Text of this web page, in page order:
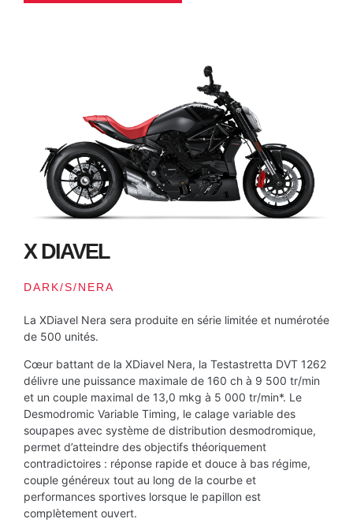
X DIAVEL
DARK/S/NERA
La XDiavel Nera sera produite en série limitée et numérotée
de 500 unités.
Cœur battant de la XDiavel Nera, la Testastretta DVT 1262
délivre une puissance maximale de 160 ch à 9 500 tr/min
et un couple maximal de 13,0 mkg à 5 000 tr/min*. Le
Desmodromic Variable Timing, le calage variable des
soupapes avec système de distribution desmodromique,
permet d’atteindre des objectifs théoriquement
contradictoires : réponse rapide et douce à bas régime,
couple généreux tout au long de la courbe et
performances sportives lorsque le papillon est
complètement ouvert.